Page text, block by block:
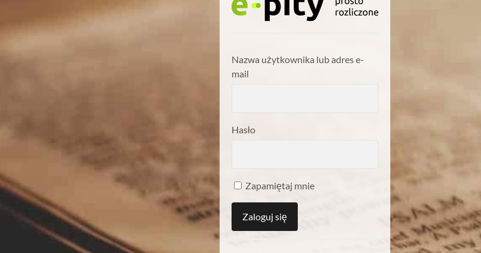
Nazwa użytkownika lub adres e-
mail
Hasło
Zapamiętaj mnie